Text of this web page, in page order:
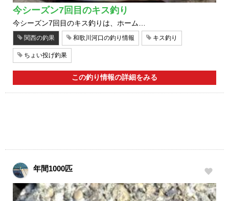
今シーズン7回目のキス釣り
今シーズン7回目のキス釣りは、ホーム…
関西の釣果 和歌川河口の釣り情報 キス釣り
ちょい投げ釣果
この釣り情報の詳細をみる
年間1000匹